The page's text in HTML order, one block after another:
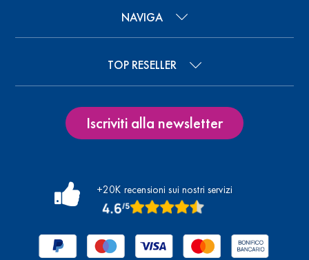
NAVIGA
TOP RESELLER
Iscriviti alla newsletter
+20K recensioni sui nostri servizi